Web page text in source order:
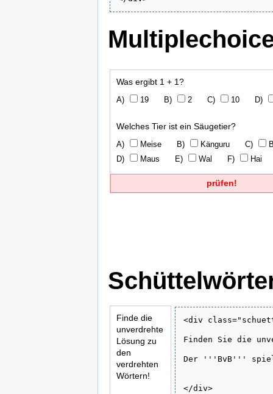
Was ergibt 1 + 1?
19
2 10
Welches Tier ist ein Säugetier?
Meise
Känguru
Maus
Wal Hai
prüfen!
Finde die
unverdrehte
Lösung zu
den
verdrehten
Wörtern!
<div
Finden Sie die
Der '''BvB'''
</div>